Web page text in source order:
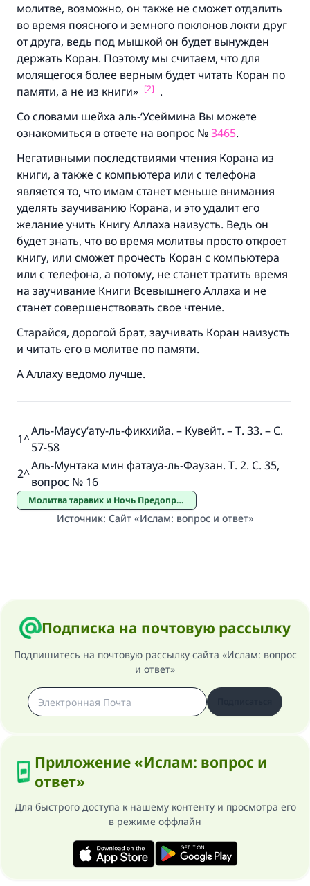
молитве, возможно, он также не сможет отдалить
во время поясного и земного поклонов локти друг
от друга, ведь под мышкой он будет вынужден
держать Коран. Поэтому мы считаем, что для
молящегося более верным будет читать Коран по
памяти, а не из книги» [2] .
Со словами шейха аль-‘Усеймина Вы можете
ознакомиться в ответе на вопрос №3465.
Негативными последствиями чтения Корана из
книги, а также с компьютера или с телефона
является то, что имам станет меньше внимания
уделять заучиванию Корана, и это удалит его
желание учить Книгу Аллаха наизусть. Ведь он
будет знать, что во время молитвы просто откроет
книгу, или сможет прочесть Коран с компьютера
или с телефона, а потому, не станет тратить время
на заучивание Книги Всевышнего Аллаха и не
станет совершенствовать свое чтение.
Старайся, дорогой брат, заучивать Коран наизусть
и читать его в молитве по памяти.
А Аллаху ведомо лучше.
^
1
Аль-Маусу‘ату-ль-фикхийа. – Кувейт. – Т. 33. – С.
57-58
^
2
Аль-Мунтака мин фатауа-ль-Фаузан. Т. 2. С. 35,
вопрос № 16
Молитва таравих и Ночь Предопределения
Источник: Сайт «Ислам: вопрос и ответ»
Подписка на почтовую рассылку
Подпишитесь на почтовую рассылку сайта «Ислам: вопрос
и ответ»
Приложение «Ислам: вопрос и
ответ»
Для быстрого доступа к нашему контенту и просмотра его
в режиме оффлайн